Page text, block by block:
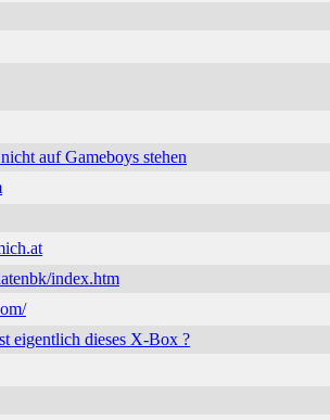
auf Gameboys stehen
index.htm
eigentlich dieses X-Box ?